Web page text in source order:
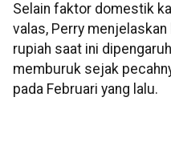
Selain faktor domestik
valas, Perry
rupiah saat ini
memburuk sejak
pada Februari yang lalu.